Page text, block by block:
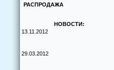
РАСПРОДАЖА
НОВОСТИ:
13.11.2012
29.03.2012